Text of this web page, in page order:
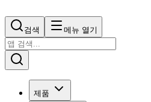
검색 메뉴 열기
제품